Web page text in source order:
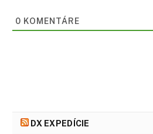
0 KOMENTÁRE
DX EXPEDÍCIE